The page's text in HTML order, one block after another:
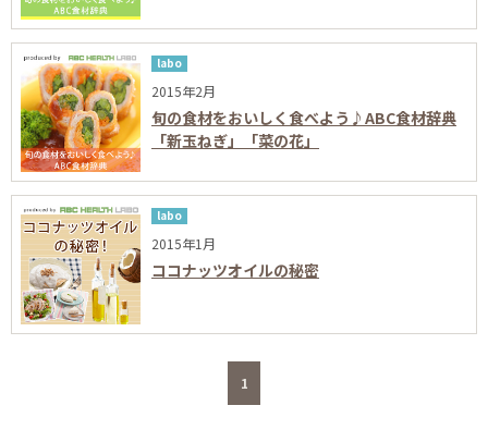
labo
2015年2月
旬の食材をおいしく食べよう♪ABC食材辞典
「新玉ねぎ」「菜の花」
labo
2015年1月
ココナッツオイルの秘密
1